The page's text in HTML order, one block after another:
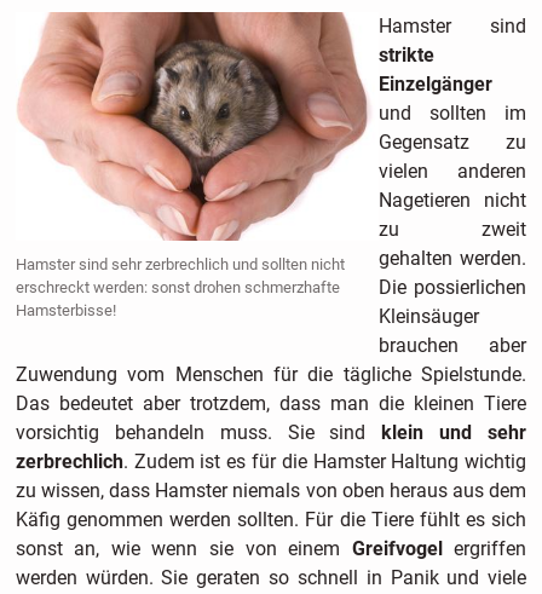
Hamster sind sehr zerbrechlich und sollten nicht
erschreckt werden: sonst drohen schmerzhafte
Hamsterbisse!
Hamster sind
strikte
Einzelgänger
und sollten im
Gegensatz zu
vielen anderen
Nagetieren nicht
zu zweit
gehalten werden.
Die possierlichen
Kleinsäuger
brauchen aber
Zuwendung vom Menschen für die tägliche Spielstunde.
Das bedeutet aber trotzdem, dass man die kleinen Tiere
vorsichtig behandeln muss. Sie sind klein und sehr
zerbrechlich. Zudem ist es für die Hamster Haltung wichtig
zu wissen, dass Hamster niemals von oben heraus aus dem
Käfig genommen werden sollten. Für die Tiere fühlt es sich
sonst an, wie wenn sie von einem Greifvogelergriffen
werden würden. Sie geraten so schnell in Panik und viele